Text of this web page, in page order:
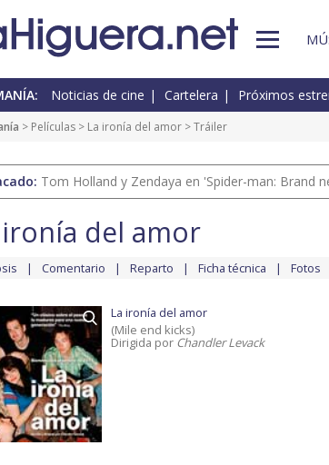
Noticias de cine Cartelera Próximos
> Películas > La ironía del amor > Tráiler
Tom Holland y Zendaya en 'Spider-man: Brand
ironía del amor
Comentario Reparto Ficha técnica Fotos
La ironía del amor
(Mile end kicks)
Dirigida por Chandler Levack